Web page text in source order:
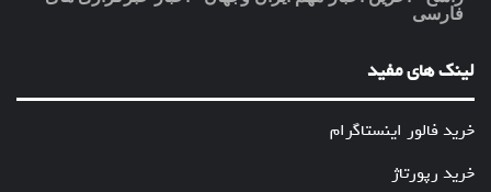
فارسی
لینک های مفید
خرید فالور اینستاگرام
خرید رپورتاژ